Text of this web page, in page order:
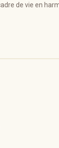
de vie en